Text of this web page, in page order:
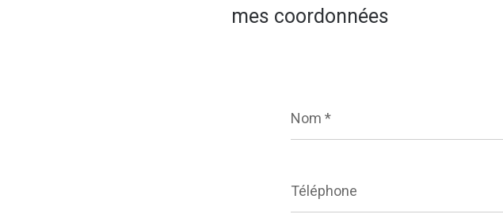
mes coordonnées
*